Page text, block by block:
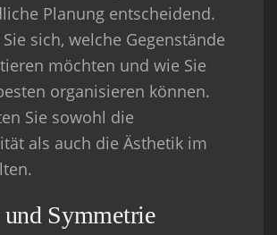
Planung entscheidend.
sich, welche Gegenstände
möchten und wie Sie
organisieren können.
Sie sowohl die
als auch die Ästhetik im
und Symmetrie